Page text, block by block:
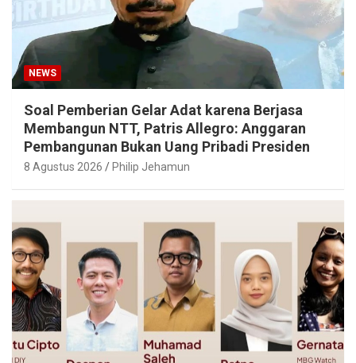
NEWS
Soal Pemberian Gelar Adat karena Berjasa
Membangun NTT, Patris Allegro: Anggaran
Pembangunan Bukan Uang Pribadi Presiden
8 Agustus 2026 Philip Jehamun